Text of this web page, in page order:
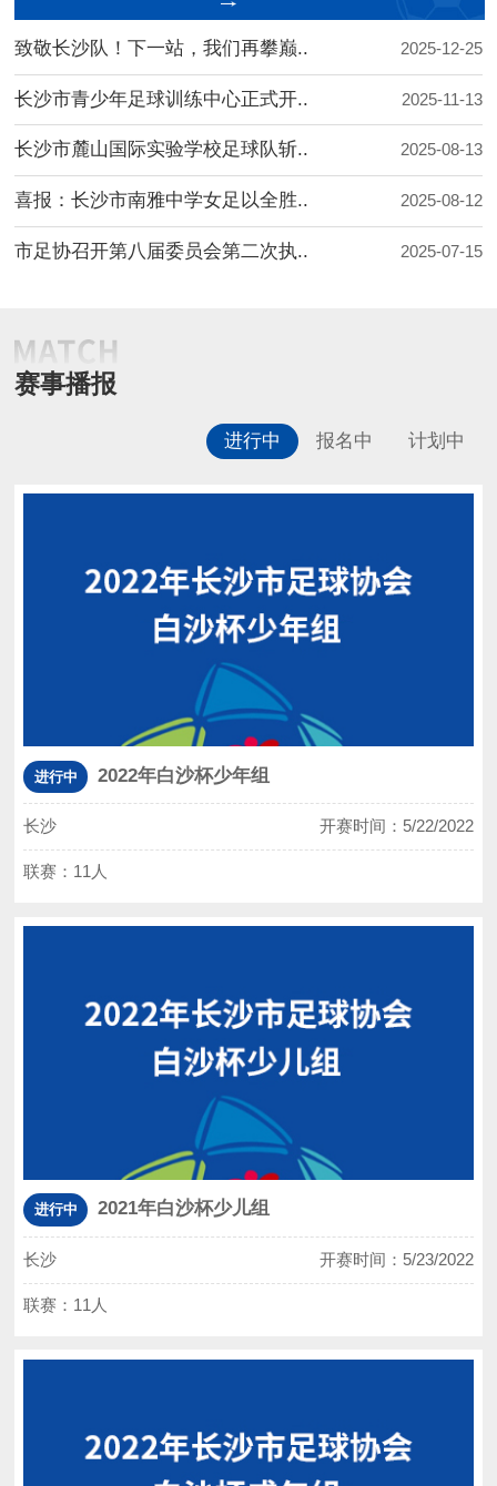
致敬长沙队！下一站，我们再攀巅.. 2025-12-25
长沙市青少年足球训练中心正式开.. 2025-11-13
长沙市麓山国际实验学校足球队斩.. 2025-08-13
喜报：长沙市南雅中学女足以全胜.. 2025-08-12
市足协召开第八届委员会第二次执.. 2025-07-15
赛事播报
进行中 报名中 计划中
进行中 2022年白沙杯少年组
长沙 开赛时间：5/22/2022
联赛：11人
进行中 2021年白沙杯少儿组
长沙 开赛时间：5/23/2022
联赛：11人